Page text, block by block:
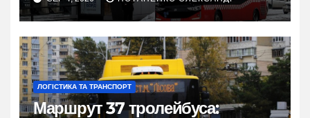
ЛОГІСТИКА ТА ТРАНСПОРТ
Маршрут 37 тролейбуса: